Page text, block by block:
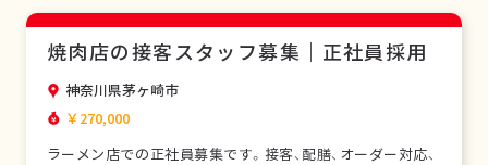
焼肉店の接客スタッフ募集｜正社員採用
神奈川県茅ヶ崎市
￥270,000
ラーメン店での正社員募集です。接客、配膳、オーダー対応、